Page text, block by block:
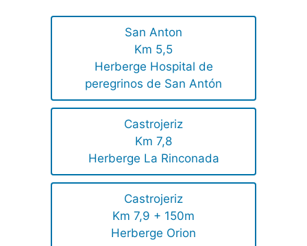
San Anton
Km 5,5
Herberge Hospital de
peregrinos de San Antón
Castrojeriz
Km 7,8
Herberge La Rinconada
Castrojeriz
Km 7,9 + 150m
Herberge Orion